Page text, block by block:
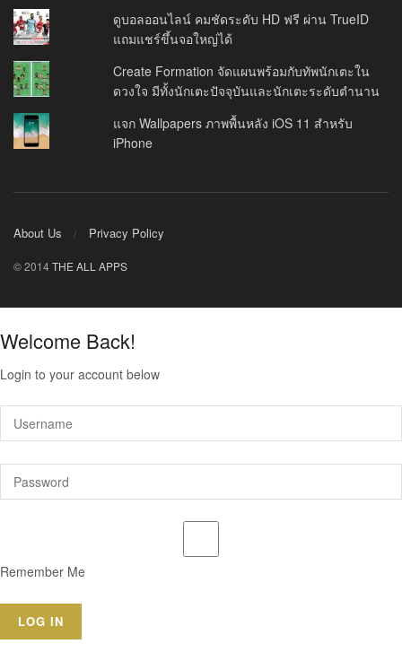
ดูบอลออนไลน์ คมชัดระดับ HD ฟรี ผ่าน TrueID
แถมแชร์ขึ้นจอใหญ่ได้
Create Formation จัดแผนพร้อมกับทัพนักเตะใน
ดวงใจ มีทั้งนักเตะปัจจุบันและนักเตะระดับตำนาน
แจก Wallpapers ภาพพื้นหลัง iOS 11 สำหรับ
iPhone
About Us Privacy Policy
© 2014THE ALL APPS
Welcome Back!
Login to your account below
Remember Me